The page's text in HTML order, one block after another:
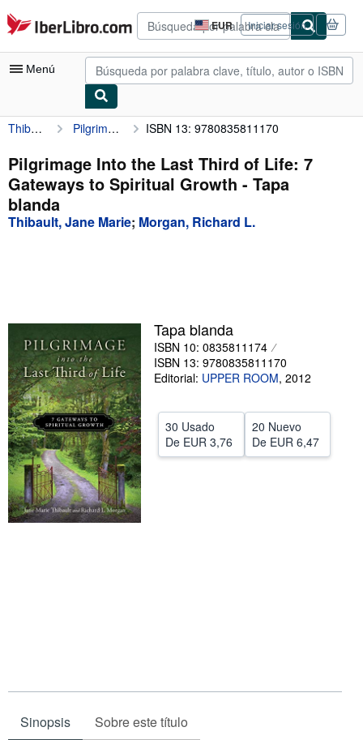
Pasar al contenido principal
IberLibro.com EUR
Preferencias
de
compra
del
Iniciar sesión
Menú
Mi cuenta
Consultar mis pedidos
Búsqueda avanzada
Colecciones
Comenzar a vender
Ayuda
CERRAR
Thibault, Jane Marie Pilgrimage Into the Last Third of Life: 7 Gateways to Spiritual Growth ISBN 13: 9780835811170
Pilgrimage Into the Last Third of Life: 7
Gateways to Spiritual Growth - Tapa
blanda
Thibault, Jane Marie; Morgan, Richard L.
Tapa blanda
ISBN 10: 0835811174
ISBN 13: 9780835811170
Editorial: UPPER ROOM, 2012
30 Usado
De EUR 3,76
20 Nuevo
De EUR 6,47
Sinopsis Sobre este título